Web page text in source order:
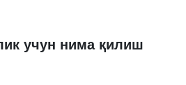
учун нима қилиш